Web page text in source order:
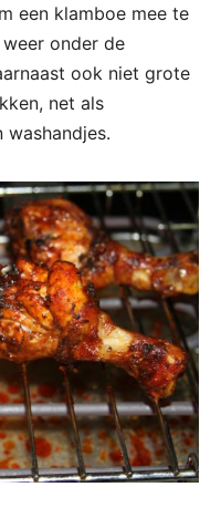
een klamboe mee te
onder de
ook niet grote
net als
washandjes.